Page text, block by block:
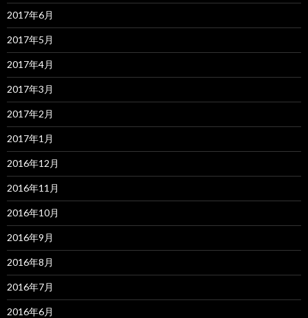
2017年6月
2017年5月
2017年4月
2017年3月
2017年2月
2017年1月
2016年12月
2016年11月
2016年10月
2016年9月
2016年8月
2016年7月
2016年6月